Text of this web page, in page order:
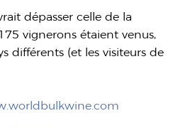
dépasser celle de la
vignerons étaient venus,
différents (et les visiteurs de